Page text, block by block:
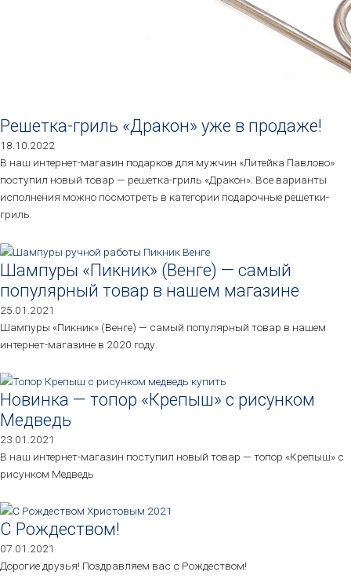
Решетка-гриль «Дракон» уже в продаже!
18.10.2022
В наш интернет-магазин подарков для мужчин «Литейка Павлово»
поступил новый товар — решетка-гриль «Дракон». Все варианты
исполнения можно посмотреть в категории подарочные решетки-
гриль.
Шампуры «Пикник» (Венге) — самый
популярный товар в нашем магазине
25.01.2021
Шампуры «Пикник» (Венге) — самый популярный товар в нашем
интернет-магазине в 2020 году.
Новинка — топор «Крепыш» с рисунком
Медведь
23.01.2021
В наш интернет-магазин поступил новый товар — топор «Крепыш» с
рисунком Медведь
С Рождеством!
07.01.2021
Дорогие друзья! Поздравляем вас с Рождеством!